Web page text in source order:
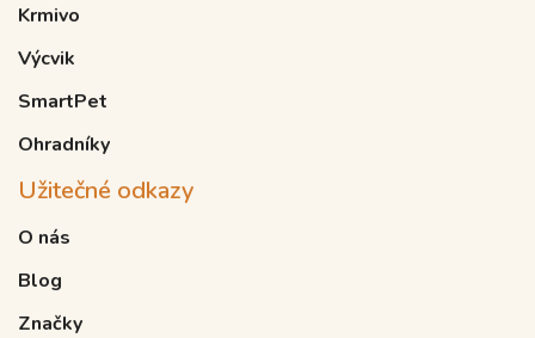
Krmivo
Výcvik
SmartPet
Ohradníky
Užitečné odkazy
O nás
Blog
Značky